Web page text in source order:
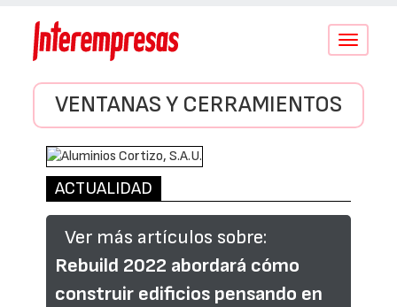
Conmutar
VENTANAS Y CERRAMIENTOS
ACTUALIDAD
Ver más artículos sobre:
Rebuild 2022 abordará cómo
construir edificios pensando en